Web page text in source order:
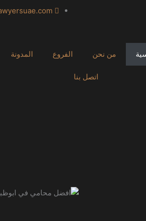
من نحن الفروع المدونة
اتصل بنا